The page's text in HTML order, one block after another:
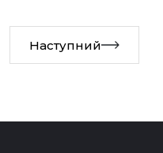
Наступний